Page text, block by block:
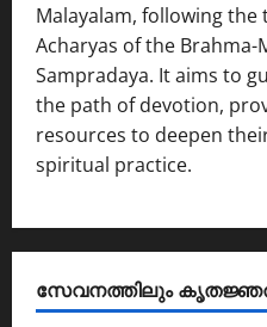
Malayalam, following
Acharyas of the Brahma-
Sampradaya. It aims to
the path of devotion,
resources to deepen
spiritual practice.
സേവനത്തിലും